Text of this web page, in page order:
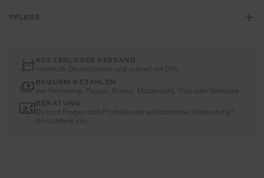
PFLEGE
KOSTENLOSER VERSAND
innerhalb Deutschlands und schnell mit DHL
BEQUEM BEZAHLEN
per Rechnung, Paypal, Klarna, Mastercard, Visa oder Vorkasse
BERATUNG
Du hast Fragen zum Produkt oder wünscht eine Stilberatung?
Kontaktiere uns